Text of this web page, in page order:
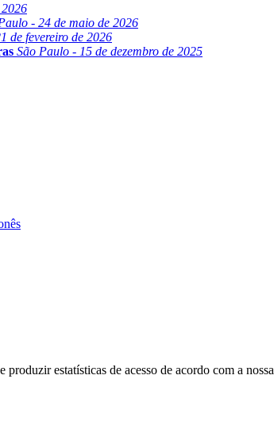
- 24 de maio de 2026
de fevereiro de 2026
São Paulo - 15 de dezembro de 2025
estatísticas de acesso de acordo com a nossa